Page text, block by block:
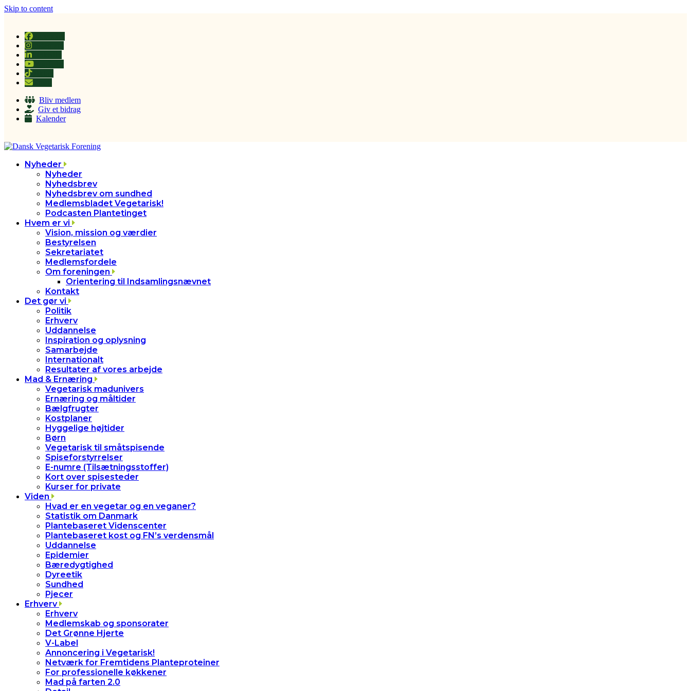
Skip to content
Tiktok
Bliv medlem
Giv et bidrag
Kalender
Nyheder
Nyheder
Nyhedsbrev
Nyhedsbrev om sundhed
Medlemsbladet Vegetarisk!
Podcasten Plantetinget
Hvem er vi
Vision, mission og værdier
Bestyrelsen
Sekretariatet
Medlemsfordele
Om foreningen
Orientering til Indsamlingsnævnet
Kontakt
Det gør vi
Politik
Erhverv
Uddannelse
Inspiration og oplysning
Samarbejde
Internationalt
Resultater af vores arbejde
Mad & Ernæring
Vegetarisk madunivers
Ernæring og måltider
Bælgfrugter
Kostplaner
Hyggelige højtider
Børn
Vegetarisk til småtspisende
Spiseforstyrrelser
E-numre (Tilsætningsstoffer)
Kort over spisesteder
Kurser for private
Viden
Hvad er en vegetar og en veganer?
Statistik om Danmark
Plantebaseret Videnscenter
Plantebaseret kost og FN’s verdensmål
Uddannelse
Epidemier
Bæredygtighed
Dyreetik
Sundhed
Pjecer
Erhverv
Erhverv
Medlemskab og sponsorater
Det Grønne Hjerte
V-Label
Annoncering i Vegetarisk!
Netværk for Fremtidens Planteproteiner
For professionelle køkkener
Mad på farten 2.0